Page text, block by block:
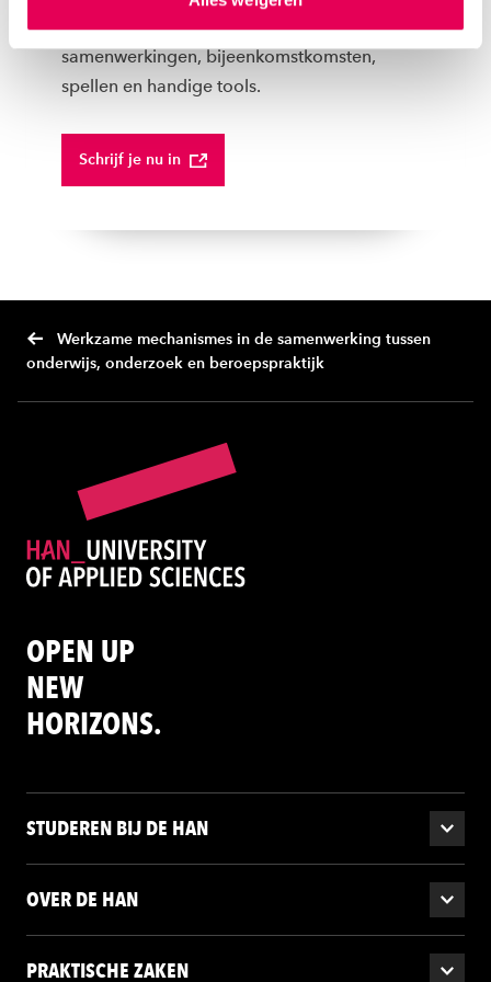
cookiestatement. Via ‘Zelf instellen’ kun je ook zelf
instellen welke cookies we plaatsen. Je kunt je
toestemming altijd wijzigen of intrekken via
cookiestatement.
over projecten waaraan we werken,
samenwerkingen, bijeenkomstkomsten,
spellen en handige tools.
Schrijf je nu in
Werkzame mechanismes in de samenwerking tussen
onderwijs, onderzoek en beroepspraktijk
OPEN UP
NEW
HORIZONS.
STUDEREN BIJ DE HAN
OVER DE HAN
PRAKTISCHE ZAKEN